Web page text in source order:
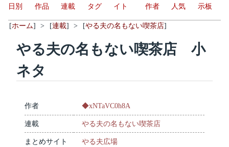
日別 作品 連載 タグ
イト
作者 人気
示板
[ホーム] > [連載] > [やる夫の名もない喫茶店]
やる夫の名もない喫茶店 小
ネタ
作者 ◆xNTaVC0h8A
連載 やる夫の名もない喫茶店
まとめサイト やる夫広場